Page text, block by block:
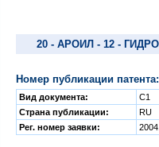
20 - АРОИЛ - 12 -
Номер публикации
Вид документа:
C1
Страна публикации:
RU
Рег. номер заявки: